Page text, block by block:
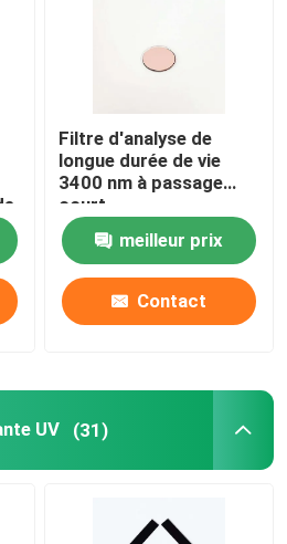
Filtre d'analyse de
longue durée de vie
3400 nm à passage
court
meilleur prix
Contact
UV (31)